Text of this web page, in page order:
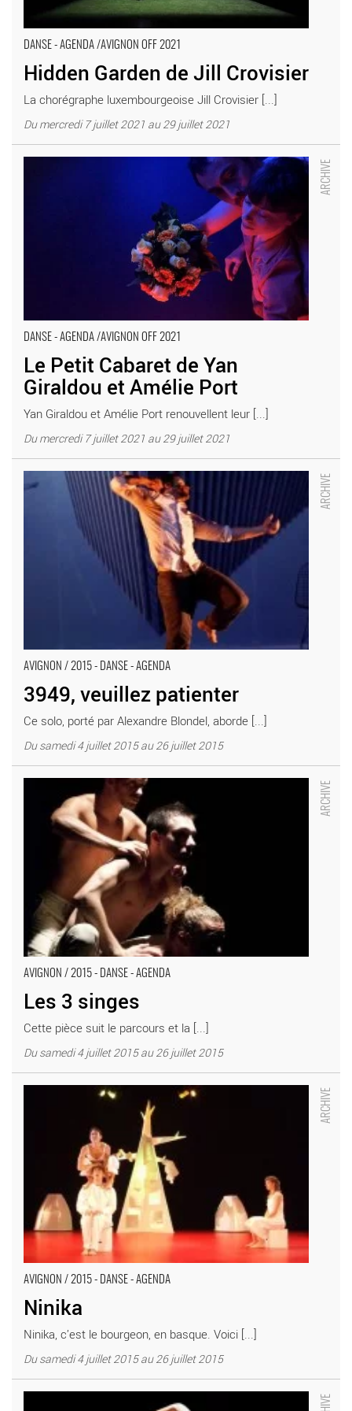
DANSE - AGENDA /AVIGNON OFF 2021
Hidden Garden de Jill Crovisier
La chorégraphe luxembourgeoise Jill Crovisier [...]
Du mercredi 7 juillet 2021 au 29 juillet 2021
DANSE - AGENDA /AVIGNON OFF 2021
Le Petit Cabaret de Yan
Giraldou et Amélie Port
Yan Giraldou et Amélie Port renouvellent leur [...]
Du mercredi 7 juillet 2021 au 29 juillet 2021
Le Petit Cabaret de Yan Giraldou et Amélie Port - Critique sortie
AVIGNON / 2015 - DANSE - AGENDA
3949, veuillez patienter
Ce solo, porté par Alexandre Blondel, aborde [...]
Du samedi 4 juillet 2015 au 26 juillet 2015
Théâtre Golovine
AVIGNON / 2015 - DANSE - AGENDA
Les 3 singes
Cette pièce suit le parcours et la [...]
Du samedi 4 juillet 2015 au 26 juillet 2015
AVIGNON / 2015 - DANSE - AGENDA
Ninika
Ninika, c’est le bourgeon, en basque. Voici [...]
Du samedi 4 juillet 2015 au 26 juillet 2015
En passant par là - Critique sortie Avignon / 2015 Avignon